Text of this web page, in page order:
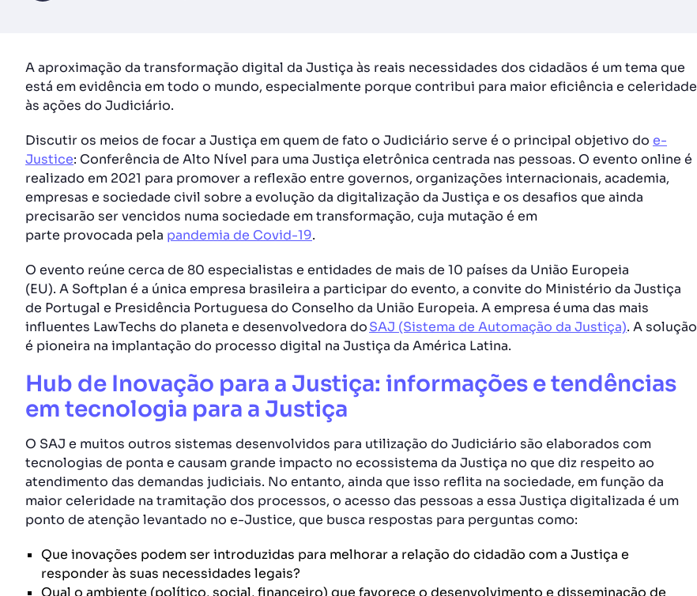
A aproximação da transformação digital da Justiça às reais necessidades dos cidadãos é um tema que
está em evidência em todo o mundo, especialmente porque contribui para maior eficiência e celeridade
às ações do Judiciário.
Discutir os meios de focar a Justiça em quem de fato o Judiciário serve é o principal objetivo do e-
Justice: Conferência de Alto Nível para uma Justiça eletrônica centrada nas pessoas. O evento online é
realizado em 2021 para promover a reflexão entre governos, organizações internacionais, academia,
empresas e sociedade civil sobre a evolução da digitalização da Justiça e os desafios que ainda
precisarão ser vencidos numa sociedade em transformação, cuja mutação é em
parte provocada pela pandemia de Covid-19.
O evento reúne cerca de 80 especialistas e entidades de mais de 10 países da União Europeia
(EU). A Softplan é a única empresa brasileira a participar do evento, a convite do Ministério da Justiça
de Portugal e Presidência Portuguesa do Conselho da União Europeia. A empresa é uma das mais
influentes LawTechs do planeta e desenvolvedora doSAJ (Sistema de Automação da Justiça). A solução
é pioneira na implantação do processo digital na Justiça da América Latina.
Hub de Inovação para a Justiça: informações e tendências
em tecnologia para a Justiça
O SAJ e muitos outros sistemas desenvolvidos para utilização do Judiciário são elaborados com
tecnologias de ponta e causam grande impacto no ecossistema da Justiça no que diz respeito ao
atendimento das demandas judiciais. No entanto, ainda que isso reflita na sociedade, em função da
maior celeridade na tramitação dos processos, o acesso das pessoas a essa Justiça digitalizada é um
ponto de atenção levantado no e-Justice, que busca respostas para perguntas como:
Que inovações podem ser introduzidas para melhorar a relação do cidadão com a Justiça e
responder às suas necessidades legais?
Qual o ambiente (político, social, financeiro) que favorece o desenvolvimento e disseminação de